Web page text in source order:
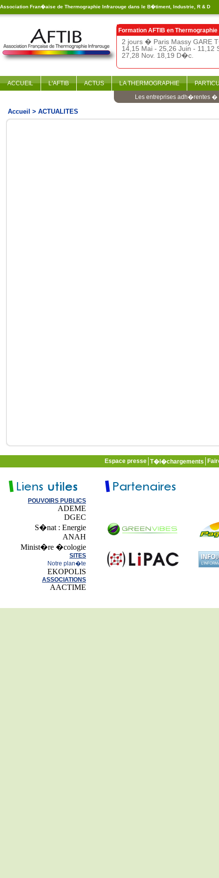
Association Fran�aise de Thermographie Infrarouge dans le B�timent, Industrie, R & D
Formation AFTIB en
2 jours � Paris Massy GARE
14,15 Mai - 25,26 Juin - 11,12
27,28 Nov. 18,19 D�c.
ACCUEIL L'AFTIB ACTUS LA THERMOGRAPHIE
Les entreprises adh�rentes �
Accueil > ACTUALITES
Espace presse T�l�chargements
POUVOIRS PUBLICS
ADEME
DGEC
S�nat : Energie
ANAH
Minist�re �cologie
SITES
Notre plan�te
EKOPOLIS
ASSOCIATIONS
AACTIME